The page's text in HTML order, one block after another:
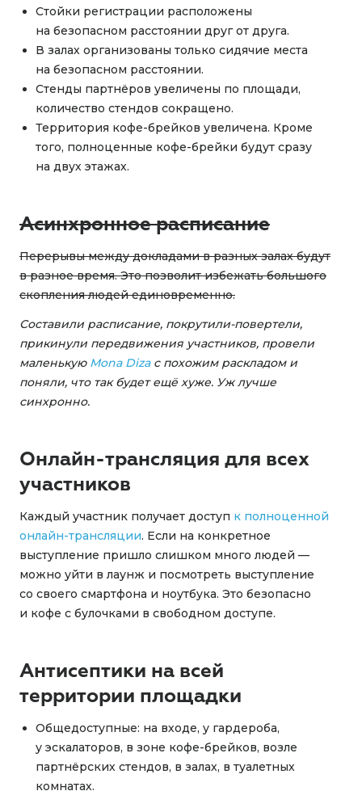
Стойки регистрации расположены
на безопасном расстоянии друг от друга.
В залах организованы только сидячие места
на безопасном расстоянии.
Стенды партнёров увеличены по площади,
количество стендов сокращено.
Территория кофе-брейков увеличена. Кроме
того, полноценные кофе-брейки будут сразу
на двух этажах.
Асинхронное расписание
Перерывы между докладами в разных залах будут
в разное время. Это позволит избежать большого
скопления людей единовременно.
Составили расписание, покрутили-повертели,
прикинули передвижения участников, провели
маленькую Mona Dizaс похожим раскладом и
поняли, что так будет ещё хуже. Уж лучше
синхронно.
Онлайн-трансляция для всех
участников
Каждый участник получает доступ к полноценной
онлайн-трансляции. Если на конкретное
выступление пришло слишком много людей —
можно уйти в лаунж и посмотреть выступление
со своего смартфона и ноутбука. Это безопасно
и кофе с булочками в свободном доступе.
Антисептики на всей
территории площадки
Общедоступные: на входе, у гардероба,
у эскалаторов, в зоне кофе-брейков, возле
партнёрских стендов, в залах, в туалетных
комнатах.